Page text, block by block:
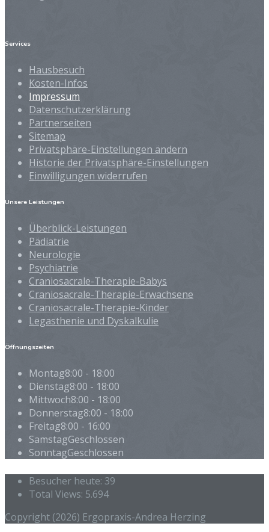
Services
Hausbesuch
Kosten-Infos
Impressum
Datenschutzerklärung
Partnerseiten
Sitemap
Privatsphäre-Einstellungen ändern
Historie der Privatsphäre-Einstellungen
Einwilligungen widerrufen
Unsere Leistungen
Überblick-Leistungen
Pädiatrie
Neurologie
Psychiatrie
Craniosacrale-Therapie-Babys
Craniosacrale-Therapie-Erwachsene
Craniosacrale-Therapie-Kinder
Legasthenie und Dyskalkulie
Öffnungszeiten
Montag8:00 - 18:00
Dienstag8:00 - 18:00
Mittwoch8:00 - 18:00
Donnerstag8:00 - 18:00
Freitag8:00 - 16:00
SamstagGeschlossen
SonntagGeschlossen
Besucher heute: 39
Total Views: 5.694
Copyright (2026) Ergopraxis-Andrea Herzing